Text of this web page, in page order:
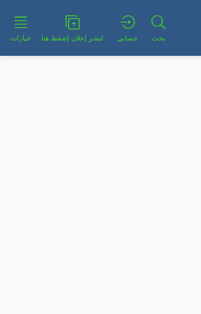
بحث حسابي لنشر إعلان إضغط هنا خيارات